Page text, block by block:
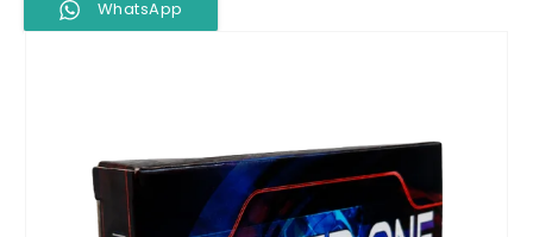
WhatsApp